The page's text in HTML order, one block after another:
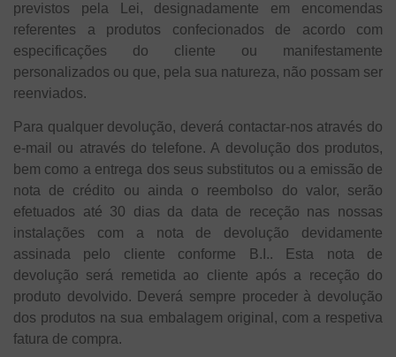
previstos pela Lei, designadamente em encomendas
referentes a produtos confecionados de acordo com
especificações do cliente ou manifestamente
personalizados ou que, pela sua natureza, não possam ser
reenviados.
Para qualquer devolução, deverá contactar-nos através do
e-mail ou através do telefone. A devolução dos produtos,
bem como a entrega dos seus substitutos ou a emissão de
nota de crédito ou ainda o reembolso do valor, serão
efetuados até 30 dias da data de receção nas nossas
instalações com a nota de devolução devidamente
assinada pelo cliente conforme B.I.. Esta nota de
devolução será remetida ao cliente após a receção do
produto devolvido. Deverá sempre proceder à devolução
dos produtos na sua embalagem original, com a respetiva
fatura de compra.